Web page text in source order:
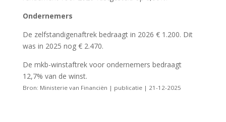
Ondernemers
De zelfstandigenaftrek bedraagt in 2026 € 1.200. Dit
was in 2025 nog € 2.470.
De mkb-winstaftrek voor ondernemers bedraagt
12,7% van de winst.
Bron: Ministerie van Financiën | publicatie | 21-12-2025